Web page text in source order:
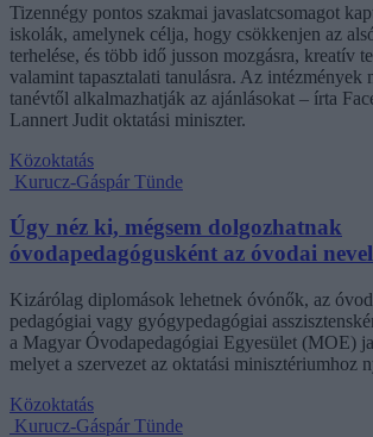
Tizennégy pontos szakmai javaslatcsomagot
iskolák, amelynek célja, hogy csökkenjen az
terhelése, és több idő jusson mozgásra, kreatív
valamint tapasztalati tanulásra. Az intézmények
tanévtől alkalmazhatják az ajánlásokat – írta
Lannert Judit oktatási miniszter.
Közoktatás
Kurucz-Gáspár Tünde
Úgy néz ki, mégsem dolgozhatnak
óvodapedagógusként az óvodai
Kizárólag diplomások lehetnek óvónők, az
pedagógiai vagy gyógypedagógiai
a Magyar Óvodapedagógiai Egyesület (MOE)
melyet a szervezet az oktatási minisztériumhoz
Közoktatás
Kurucz-Gáspár Tünde